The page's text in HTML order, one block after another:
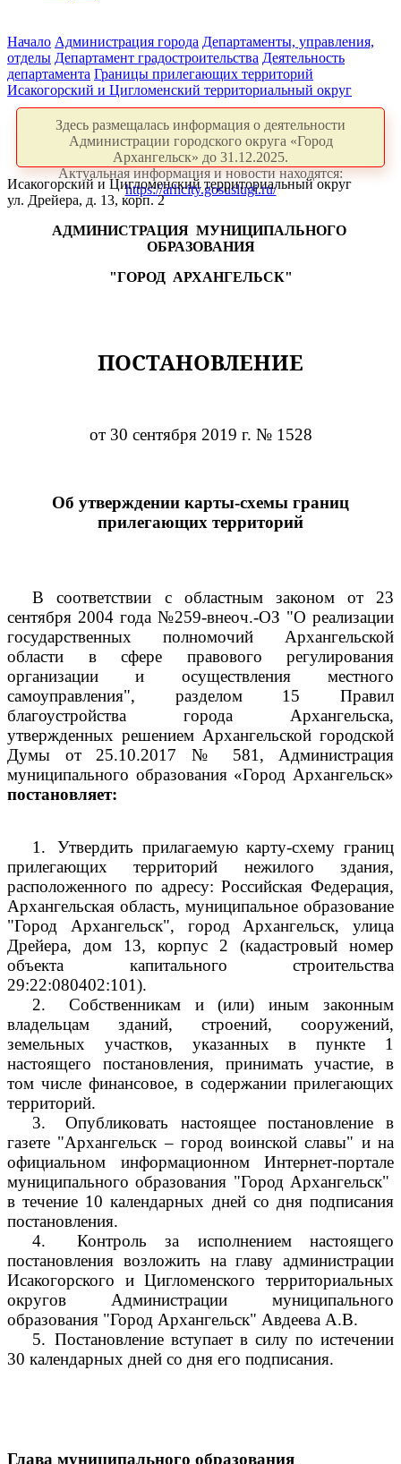
Начало Администрация города Департаменты, управления,
отделы Департамент градостроительства Деятельность
департамента Границы прилегающих территорий
Исакогорский и Цигломенский территориальный округ
Здесь размещалась информация о деятельности
Администрации городского округа «Город
Архангельск» до 31.12.2025.
Актуальная информация и новости находятся:
https://arhcity.gosuslugi.ru/
Исакогорский и Цигломенский территориальный округ
ул. Дрейера, д. 13, корп. 2
АДМИНИСТРАЦИЯ МУНИЦИПАЛЬНОГО
ОБРАЗОВАНИЯ
"ГОРОД АРХАНГЕЛЬСК"
ПОСТАНОВЛЕНИЕ
от 30 сентября 2019 г. № 1528
Об утверждении карты-схемы границ
прилегающих территорий
В соответствии с областным законом от 23
сентября 2004 года №259-внеоч.-ОЗ "О реализации
государственных полномочий Архангельской
области в сфере правового регулирования
организации и осуществления местного
самоуправления", разделом 15 Правил
благоустройства города Архангельска,
утвержденных решением Архангельской городской
Думы от 25.10.2017 № 581, Администрация
муниципального образования «Город Архангельск»
постановляет:
1.
Утвердить прилагаемую карту-схему границ
прилегающих территорий нежилого здания,
расположенного по адресу: Российская Федерация,
Архангельская область, муниципальное образование
"Город Архангельск", город Архангельск, улица
Дрейера, дом 13, корпус 2 (кадастровый номер
объекта капитального строительства
29:22:080402:101).
2.
Собственникам и (или) иным законным
владельцам зданий, строений, сооружений,
земельных участков, указанных в пункте 1
настоящего постановления, принимать участие, в
том числе финансовое, в содержании прилегающих
территорий.
3.
Опубликовать настоящее постановление в
газете "Архангельск – город воинской славы" и на
официальном информационном Интернет-портале
муниципального образования "Город Архангельск"
в течение 10 календарных дней со дня подписания
постановления.
4.
Контроль за исполнением настоящего
постановления возложить на главу администрации
Исакогорского и Цигломенского территориальных
округов Администрации муниципального
образования "Город Архангельск" Авдеева А.В.
5. Постановление вступает в силу по истечении
30 календарных дней со дня его подписания.
Глава муниципального образования